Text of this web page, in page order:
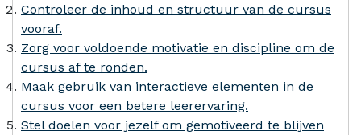
Controleer de inhoud en structuur van de cursus
vooraf.
Zorg voor voldoende motivatie en discipline om de
cursus af te ronden.
Maak gebruik van interactieve elementen in de
cursus voor een betere leerervaring.
Stel doelen voor jezelf om gemotiveerd te blijven